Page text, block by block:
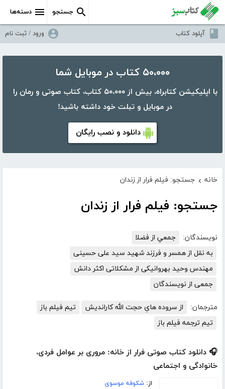
دسته‌ها جستجو
آپلود کتاب ورود / ثبت نام
۵۰،۰۰۰ کتاب در موبایل شما
با اپلیکیشن کتابراه، بیش از ۵۰،۰۰۰ کتاب، کتاب صوتی و رمان را
در موبایل و تبلت خود داشته باشید!
دانلود و نصب رایگان
خانه › جستجو: فیلم فرار از زندان
جستجو: فیلم فرار از زندان
نویسندگان:
جمعي از فضلا
به نقل از همسر و فرزند شهید سید علی حسینی
مهندس وحید بهروانیکی از مشکلاتی اکثر دانش
جمعی از نویسندگان
مترجمان: از سروده هایِ حجت الله کاراندیش
تیم فیلم باز
تیم ترجمه فیلم باز
🎧 دانلود کتاب صوتی فرار از خانه: مروری بر عوامل فردی،
خانوادگی و اجتماعی
از:شکوفه موسوی